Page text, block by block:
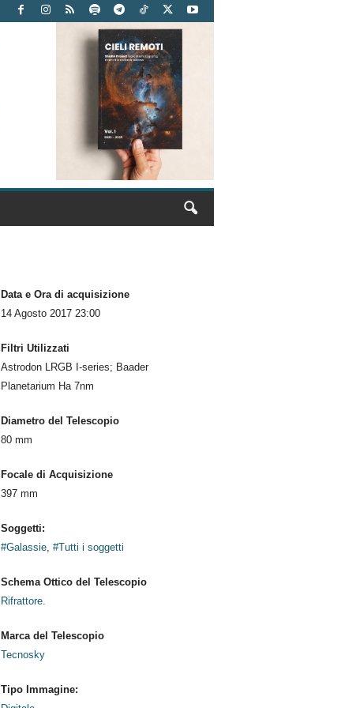
Data e Ora di acquisizione
14 Agosto 2017 23:00
Filtri Utilizzati
Astrodon LRGB I-series; Baader
Planetarium Ha 7nm
Diametro del Telescopio
80 mm
Focale di Acquisizione
397 mm
Soggetti:
#Galassie, #Tutti i soggetti
Schema Ottico del Telescopio
Rifrattore.
Marca del Telescopio
Tecnosky
Tipo Immagine: